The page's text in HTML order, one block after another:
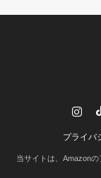
Facebook
プライバ
当サイトは、Amazon